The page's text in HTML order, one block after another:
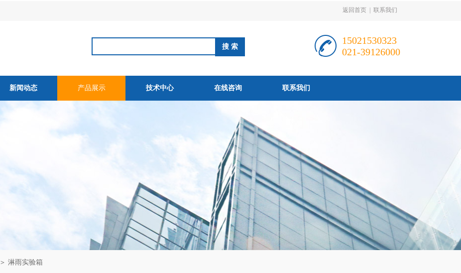
返回首页 联系我们
15021530323
021-39126000
新闻动态 产品展示 技术中心 在线咨询 联系我们
＞ 淋雨实验箱